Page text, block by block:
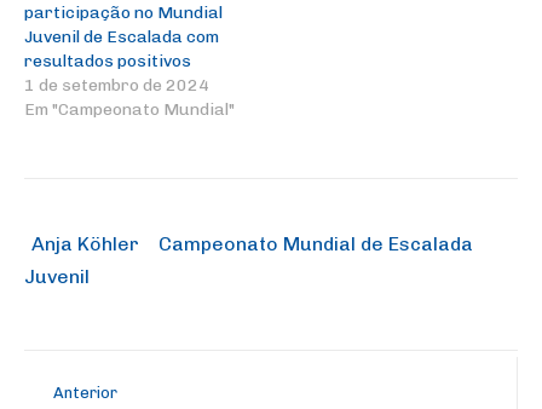
participação no Mundial
Juvenil de Escalada com
resultados positivos
1 de setembro de 2024
Em "Campeonato Mundial"
Anja Köhler
Campeonato Mundial de Escalada
Juvenil
Anterior